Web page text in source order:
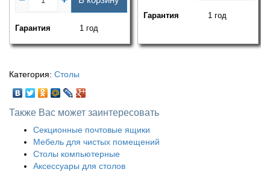
Гарантия 1 год
Гарантия 1 год
Категория: Столы
Также Вас может заинтересовать
Секционные почтовые ящики
Мебель для чистых помещений
Столы компьютерные
Аксессуары для столов